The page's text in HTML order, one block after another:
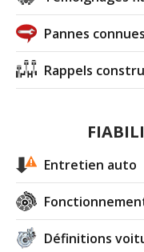
Pannes connues
Rappels
Entretien auto
Définitions